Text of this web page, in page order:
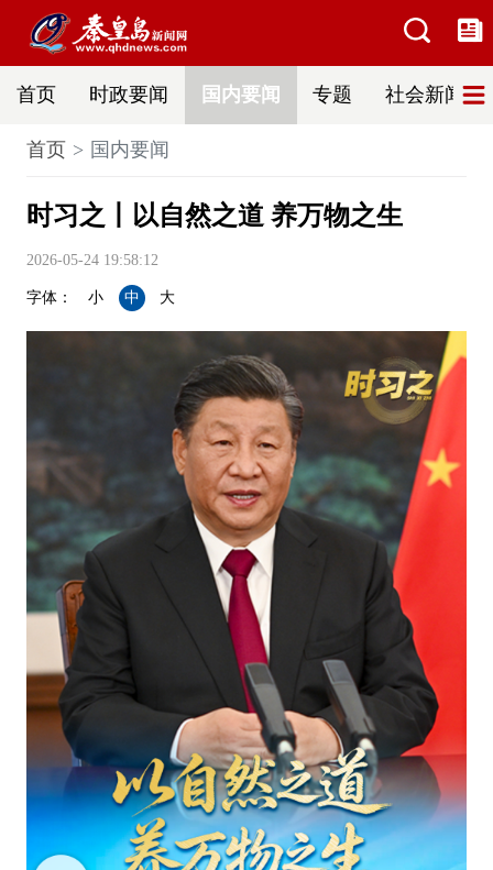
首页 时政要闻 国内要闻 专题 社会新闻
首页 国内要闻
时习之丨以自然之道 养万物之生
2026-05-24 19:58:12
字体： 小 中 大